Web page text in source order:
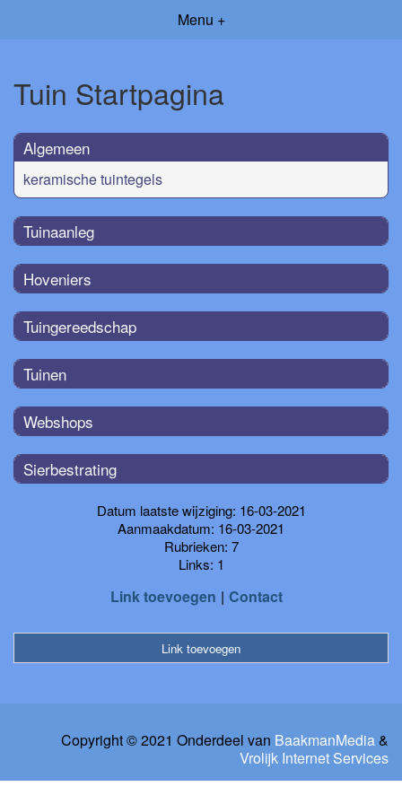
Menu +
Tuin Startpagina
Algemeen
keramische tuintegels
Tuinaanleg
Hoveniers
Tuingereedschap
Tuinen
Webshops
Sierbestrating
Datum laatste wijziging: 16-03-2021
Aanmaakdatum: 16-03-2021
Rubrieken: 7
Links: 1
Link toevoegen Contact
Link toevoegen
Copyright © 2021 Onderdeel van BaakmanMedia&
Vrolijk Internet Services